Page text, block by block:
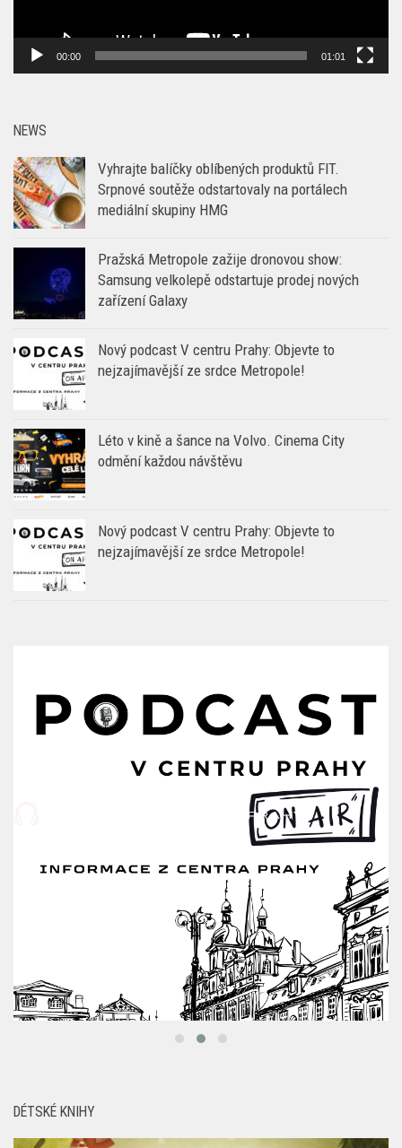
00:00 01:01
NEWS
Vyhrajte balíčky oblíbených produktů FIT.
Srpnové soutěže odstartovaly na portálech
mediální skupiny HMG
Pražská Metropole zažije dronovou show:
Samsung velkolepě odstartuje prodej nových
zařízení Galaxy
Nový podcast V centru Prahy: Objevte to
nejzajímavější ze srdce Metropole!
Léto v kině a šance na Volvo. Cinema City
odmění každou návštěvu
Nový podcast V centru Prahy: Objevte to
nejzajímavější ze srdce Metropole!
DÉTSKÉ KNIHY